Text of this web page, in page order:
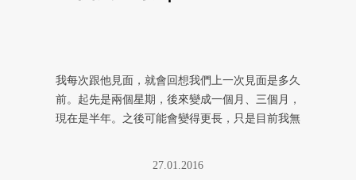
我每次跟他見面，就會回想我們上一次見面是多久
前。起先是兩個星期，後來變成一個月、三個月，
現在是半年。之後可能會變得更長，只是目前我無
27.01.2016